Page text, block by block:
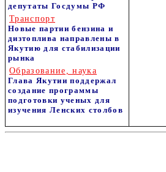
депутаты Госдумы РФ
Транспорт
Новые партии бензина и
дизтоплива направлены в
Якутию для стабилизации
рынка
Образование, наука
Глава Якутии поддержал
создание программы
подготовки ученых для
изучения Ленских столбов